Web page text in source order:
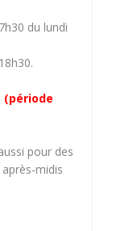
du lundi
(période
pour des
midis